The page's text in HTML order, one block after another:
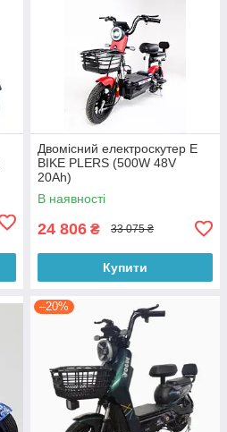
Двомісний електроскутер E
BIKE PLERS (500W 48V
20Ah)
В наявності
24 806 ₴ 33 075 ₴
Купити
–20%